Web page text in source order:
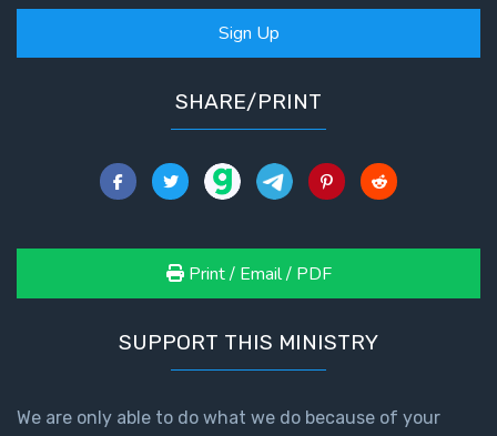
Salvation
Salvation
Sign Up
SHARE/PRINT
Print / Email / PDF
SUPPORT THIS MINISTRY
We are only able to do what we do because of your